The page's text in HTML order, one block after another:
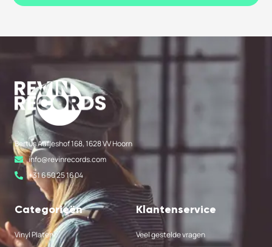
Bertus Aafjeshof 168, 1628 VV Hoorn
info@revinrecords.com
+31 6 50 25 16 04
Categorieën
Vinyl Platen
Klantenservice
Veel gestelde vragen